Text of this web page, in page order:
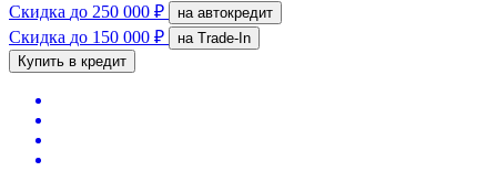
Скидка до 250 000 ₽ на автокредит
Скидка до 150 000 ₽
на Trade-In
Купить в кредит